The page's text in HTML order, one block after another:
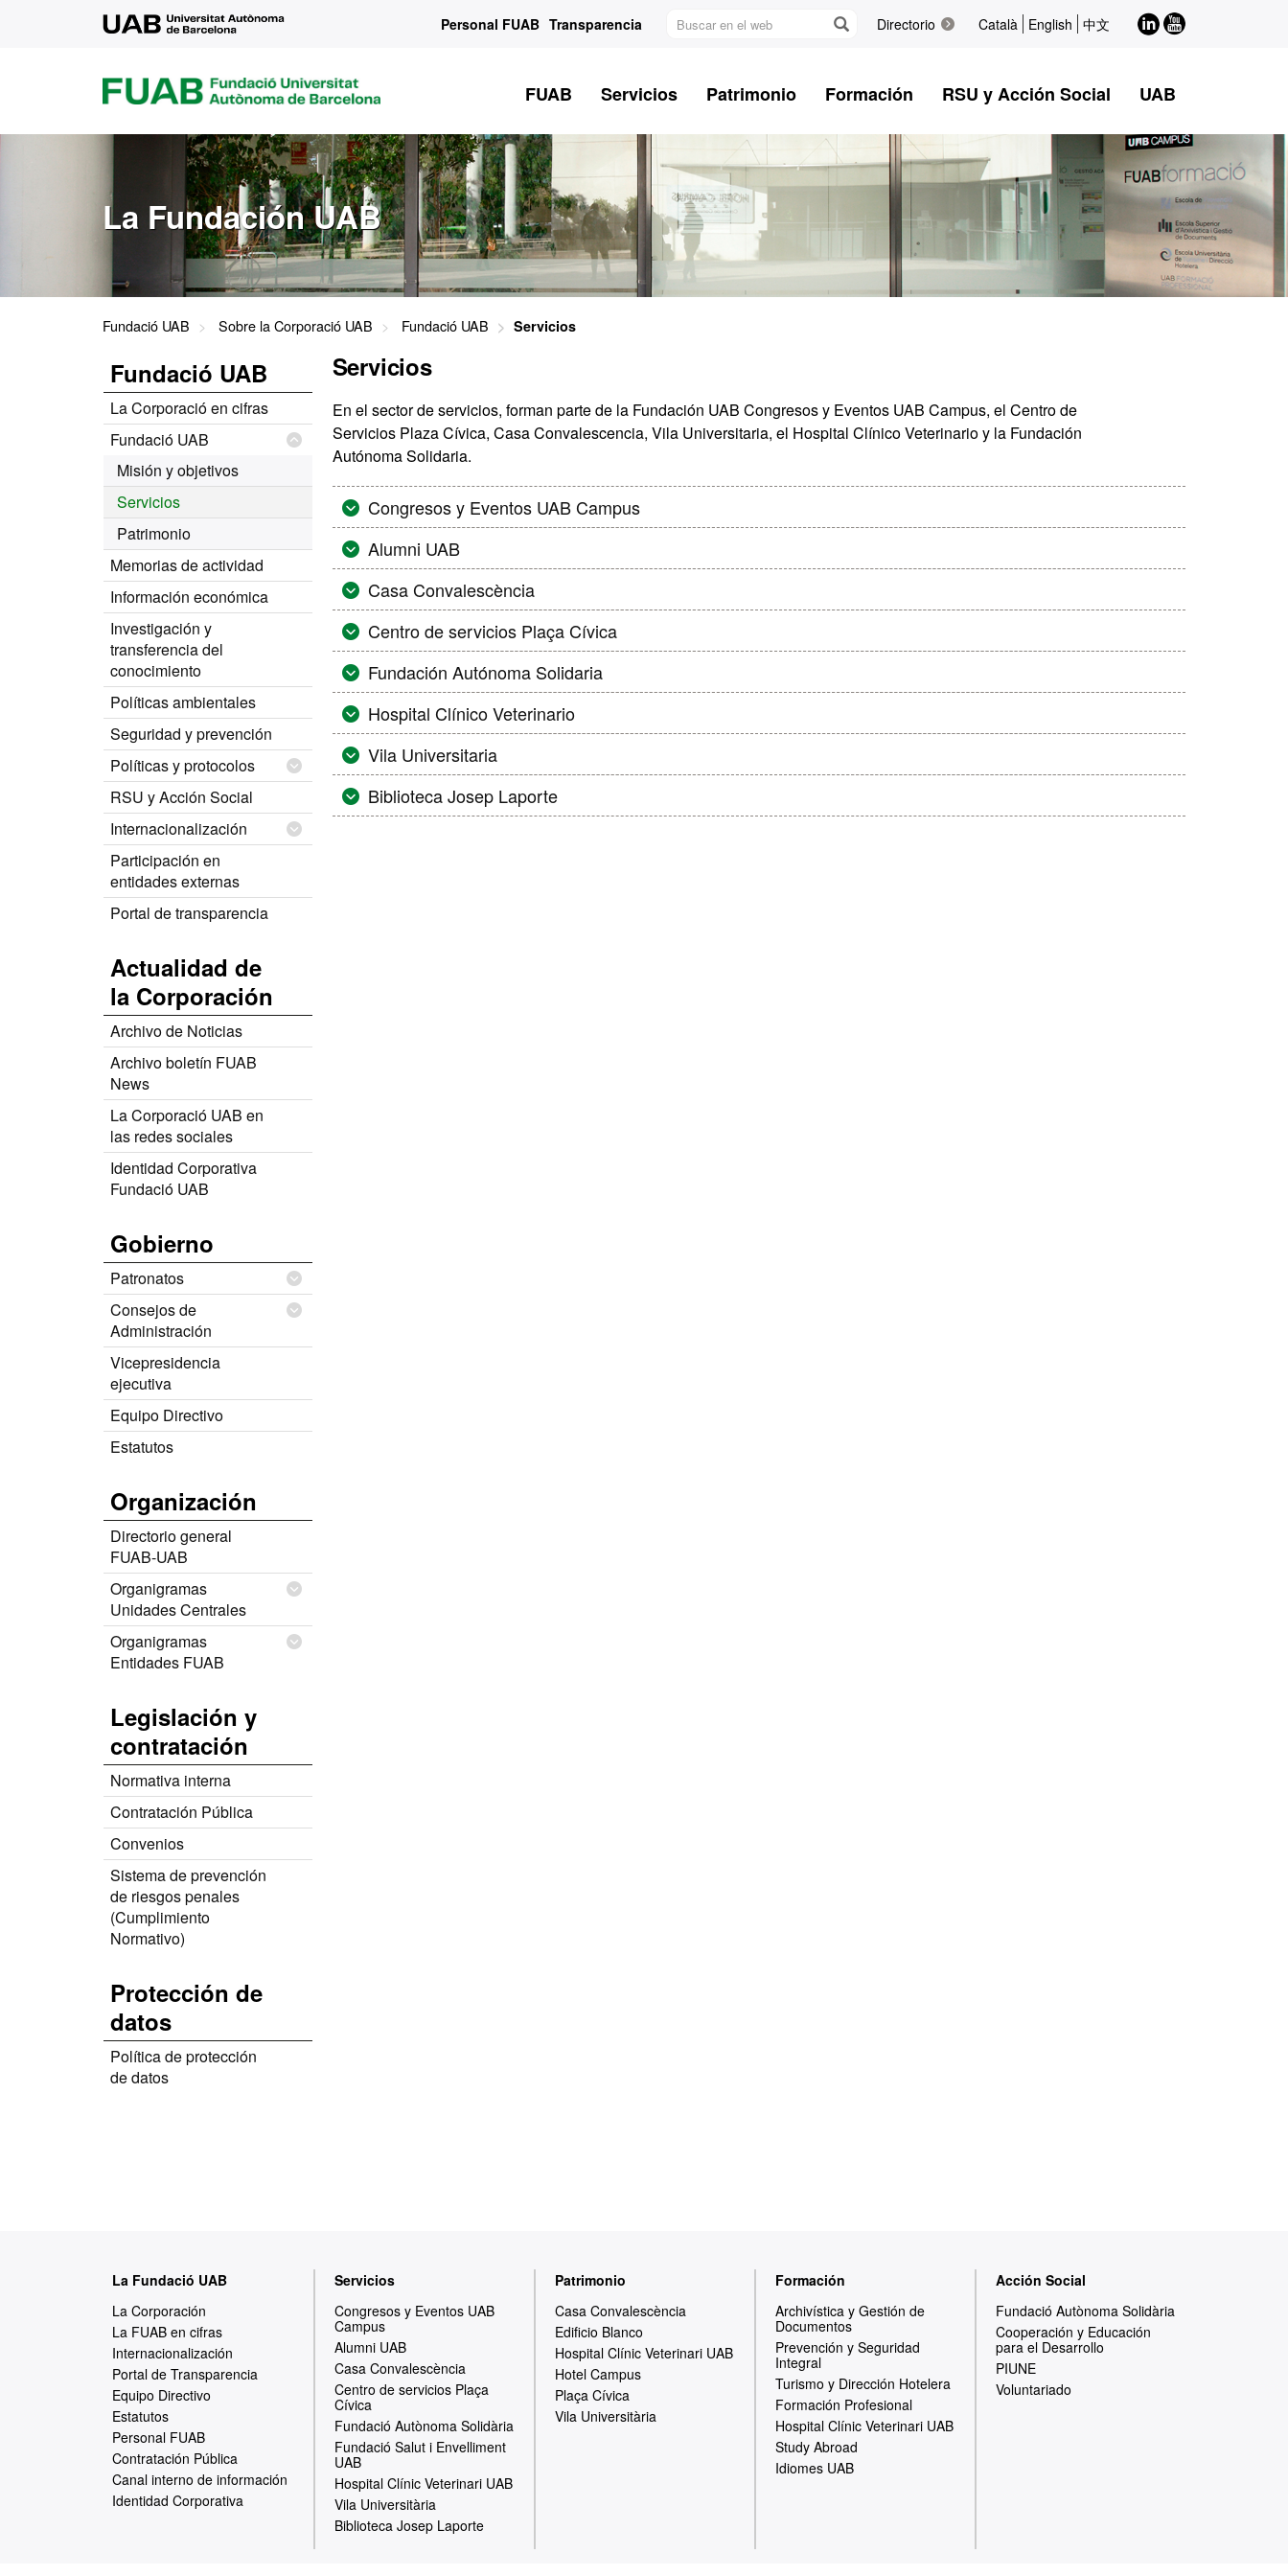
Personal FUAB Transparencia
Buscar
Directorio Català English 中文 LinkedIn
Youtube
FUAB
FUNDACIÓ
UNIVERSITAT
AUTÒNOMA
BARCELONA
FUAB Servicios Patrimonio Formación RSU y Acción Social UAB
La Fundación UAB
Fundació UAB Sobre la Corporació UAB Fundació UAB Servicios
Fundació UAB
La Corporació en cifras
Fundació UAB
Misión y objetivos
Servicios
Patrimonio
Memorias de actividad
Información económica
Investigación y
transferencia del
conocimiento
Políticas ambientales
Seguridad y prevención
Políticas y protocolos
RSU y Acción Social
Internacionalización
Participación en
entidades externas
Portal de transparencia
Actualidad de
la Corporación
Archivo de Noticias
Archivo boletín FUAB
News
La Corporació UAB en
las redes sociales
Identidad Corporativa
Fundació UAB
Gobierno
Patronatos
Consejos de
Administración
Vicepresidencia
ejecutiva
Equipo Directivo
Estatutos
Organización
Directorio general
FUAB-UAB
Organigramas
Unidades Centrales
Organigramas
Entidades FUAB
Legislación y
contratación
Normativa interna
Contratación Pública
Convenios
Sistema de prevención
de riesgos penales
(Cumplimiento
Normativo)
Protección de
datos
Política de protección
de datos
Servicios
En el sector de servicios, forman parte de la Fundación UAB Congresos y Eventos UAB Campus, el Centro de
Servicios Plaza Cívica, Casa Convalescencia, Vila Universitaria, el Hospital Clínico Veterinario y la Fundación
Autónoma Solidaria.
Congresos y Eventos UAB Campus
Alumni UAB
Casa Convalescència
Centro de servicios Plaça Cívica
Fundación Autónoma Solidaria
Hospital Clínico Veterinario
Vila Universitaria
Biblioteca Josep Laporte
La Fundació UAB
La Corporación
La FUAB en cifras
Internacionalización
Portal de Transparencia
Equipo Directivo
Estatutos
Personal FUAB
Contratación Pública
Canal interno de información
Identidad Corporativa
Servicios
Congresos y Eventos UAB
Campus
Alumni UAB
Casa Convalescència
Centro de servicios Plaça
Cívica
Fundació Autònoma Solidària
Fundació Salut i Envelliment
UAB
Hospital Clínic Veterinari UAB
Vila Universitària
Biblioteca Josep Laporte
Patrimonio
Casa Convalescència
Edificio Blanco
Hospital Clínic Veterinari UAB
Hotel Campus
Plaça Cívica
Vila Universitària
Formación
Archivística y Gestión de
Documentos
Prevención y Seguridad
Integral
Turismo y Dirección Hotelera
Formación Profesional
Hospital Clínic Veterinari UAB
Study Abroad
Idiomes UAB
Acción Social
Fundació Autònoma Solidària
Cooperación y Educación
para el Desarrollo
PIUNE
Voluntariado